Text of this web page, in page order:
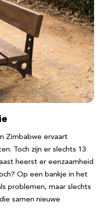
Zimbabwe ervaart
Toch zijn er slechts 13
heerst er eenzaamheid
Op een bankje in het
problemen, maar slechts
samen nieuwe